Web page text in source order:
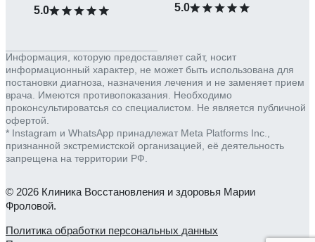
5.0 5.0
© 2026 Клиника Восстановления и здоровья Марии
Фроловой.
Политика обработки персональных данных
Информация, которую предоставляет сайт, носит
информационный характер, не может быть использована для
постановки диагноза, назначения лечения и не заменяет прием
врача. Имеются противопоказания. Необходимо
проконсультироватсья со специалистом. Не является публичной
офертой.
* Instagram и WhatsApp принадлежат Meta Platforms Inc.,
признанной экстремистской организацией, её деятельность
запрещена на территории РФ.